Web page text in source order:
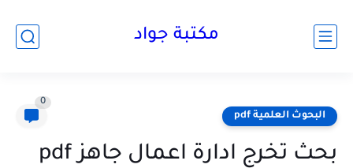
مكتبة جواد
البحوث العلمية pdf
0
بحث تخرج ادارة اعمال جاهز pdf